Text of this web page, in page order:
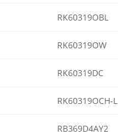
RK60319OBL
RK60319OW
RK60319DC
RK60319OCH-L
RB369D4AY2